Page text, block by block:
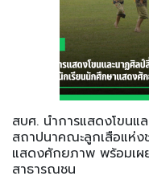
สบศ. นำการแสดงโขนแ
สถาปนาคณะลูกเสือแห่ง
แสดงศักยภาพ พร้อมเ
สาธารณชน